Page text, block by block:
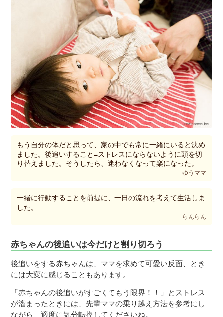
もう自分の体だと思って、家の中でも常に一緒にいると決め
ました。後追いすること=ストレスにならないように頭を切
り替えました。そうしたら、迷わなくなって楽になった。
ゆうママ
一緒に行動することを前提に、一日の流れを考えて生活しま
した。
らんらん
赤ちゃんの後追いは今だけと割り切ろう
後追いをする赤ちゃんは、ママを求めて可愛い反面、とき
には大変に感じることもあります。
「赤ちゃんの後追いがすごくてもう限界！！」とストレス
が溜まったときには、先輩ママの乗り越え方法を参考にし
ながら、適度に気分転換してくださいね。